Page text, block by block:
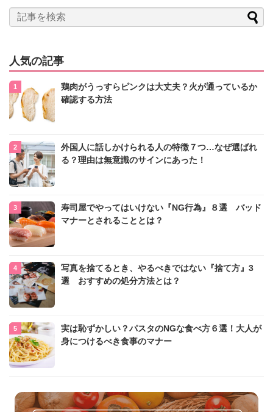
人気の記事
鶏肉がうっすらピンクは大丈夫？火が通っているか
確認する方法
外国人に話しかけられる人の特徴７つ…なぜ選ばれ
る？理由は無意識のサインにあった！
寿司屋でやってはいけない『NG行為』８選 バッド
マナーとされることとは？
写真を捨てるとき、やるべきではない『捨て方』3
選 おすすめの処分方法とは？
実は恥ずかしい？パスタのNGな食べ方６選！大人が
身につけるべき食事のマナー